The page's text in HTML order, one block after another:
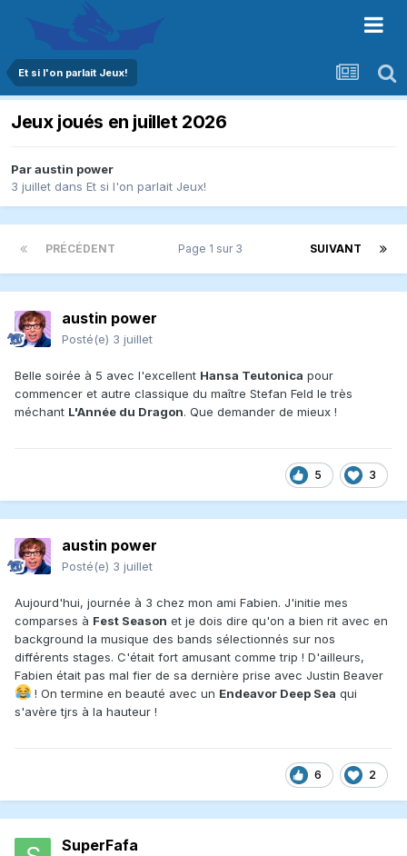
Et si l'on parlait Jeux!
Jeux joués en juillet 2026
Paraustin power
3 juillet dans Et si l'on parlait Jeux!
PRÉCÉDENT SUIVANT
Page 1 sur 3
austin power
Posté(e) 3 juillet
Belle soirée à 5 avec l'excellent Hansa Teutonica pour
commencer et autre classique du maître Stefan Feld le très
méchant L'Année du Dragon. Que demander de mieux !
5 3
austin power
Posté(e) 3 juillet
Aujourd'hui, journée à 3 chez mon ami Fabien. J'initie mes
comparses à Fest Season et je dois dire qu'on a bien rit avec en
background la musique des bands sélectionnés sur nos
différents stages. C'était fort amusant comme trip ! D'ailleurs,
Fabien était pas mal fier de sa dernière prise avec Justin Beaver
! On termine en beauté avec un Endeavor Deep Sea qui
s'avère tjrs à la hauteur !
6 2
SuperFafa